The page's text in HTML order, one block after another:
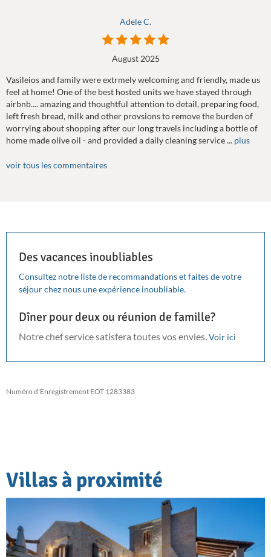
Adele C.
August 2025
Vasileios and family were extrmely welcoming and friendly, made us
feel at home! One of the best hosted units we have stayed through
airbnb.... amazing and thoughtful attention to detail, preparing food,
left fresh bread, milk and other provsions to remove the burden of
worrying about shopping after our long travels including a bottle of
home made olive oil - and provided a daily cleaning service ... plus
voir tous les commentaires
Des vacances inoubliables
Consultez notre liste de recommandations et faites de votre
séjour chez nous une expérience inoubliable.
Dîner pour deux ou réunion de famille?
Notre chef service satisfera toutes vos envies.Voir ici
Numéro d'Enregistrement EOT 1283383
Villas à proximité